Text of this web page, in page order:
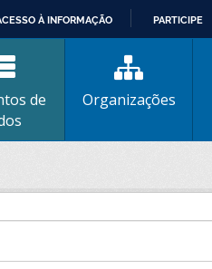
À INFORMAÇÃO PARTICIPE
de
Organizações